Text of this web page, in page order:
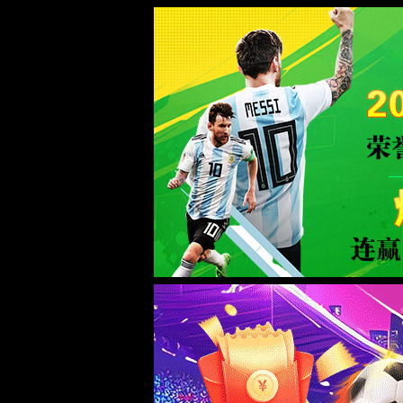
中国·TapTap点点(188BEt改名)